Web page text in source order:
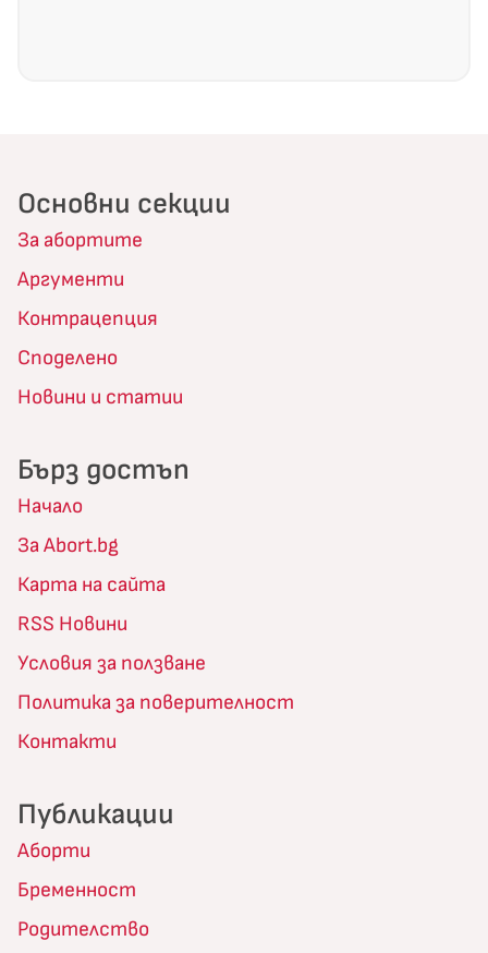
Основни секции
За абортите
Аргументи
Контрацепция
Споделено
Новини и статии
Бърз достъп
Начало
За Abort.bg
Карта на сайта
RSS Новини
Условия за ползване
Политика за поверителност
Контакти
Публикации
Аборти
Бременност
Родителство